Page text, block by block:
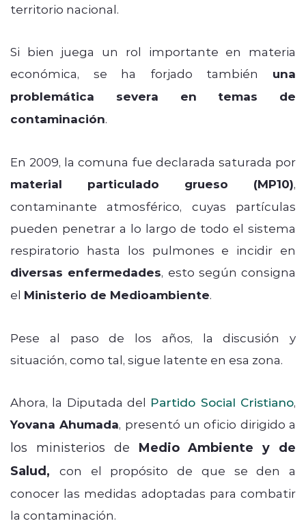
territorio nacional.
Si bien juega un rol importante en materia
económica, se ha forjado también una
problemática severa en temas de
contaminación.
En 2009, la comuna fue declarada saturada por
material particulado grueso (MP10),
contaminante atmosférico, cuyas partículas
pueden penetrar a lo largo de todo el sistema
respiratorio hasta los pulmones e incidir en
diversas enfermedades, esto según consigna
el Ministerio de Medioambiente.
Pese al paso de los años, la discusión y
situación, como tal, sigue latente en esa zona.
Ahora, la Diputada del Partido Social Cristiano,
Yovana Ahumada, presentó un oficio dirigido a
los ministerios de Medio Ambiente y de
Salud, con el propósito de que se den a
conocer las medidas adoptadas para combatir
la contaminación.